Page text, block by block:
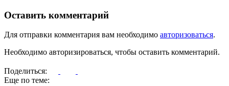
Оставить комментарий
Для отправки комментария вам необходимо авторизоваться.
Необходимо авторизироваться, чтобы оставить комментарий.
Поделиться:
Еще по теме: